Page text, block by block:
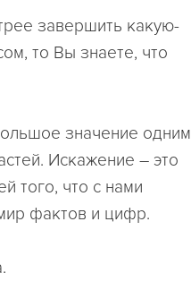
завершить какую-
то Вы знаете, что
значение одним
Искажение – это
того, что с нами
фактов и цифр.